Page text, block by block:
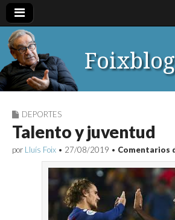
Foixblog
DEPORTES
Talento y juventud
por Lluís Foix • 27/08/2019 • Comentarios